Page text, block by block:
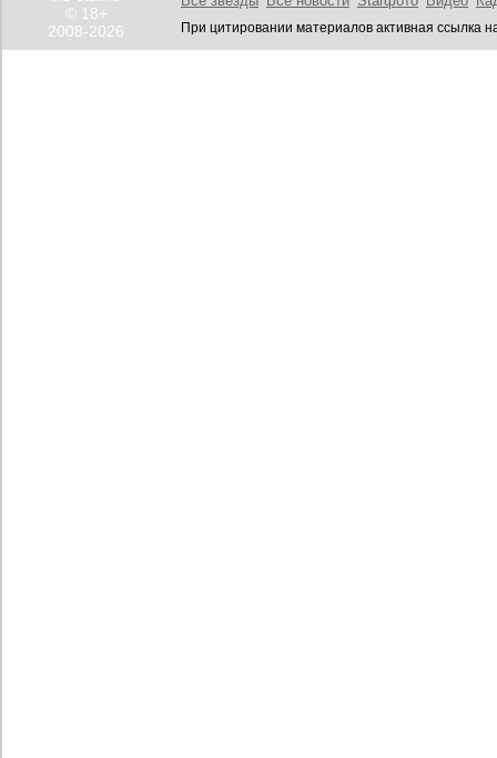
© 18+
2008-2026
При цитировании материалов активная ссылка